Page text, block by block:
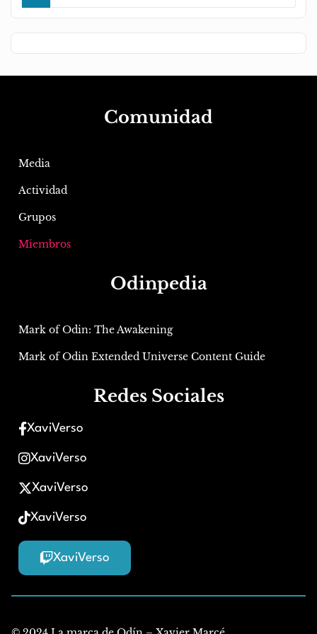
Comunidad
Media
Actividad
Grupos
Miembros
Odinpedia
Mark of Odin: The Awakening
Mark of Odin Extended Universe Content Guide
Redes Sociales
XaviVerso
XaviVerso
XaviVerso
XaviVerso
XaviVerso